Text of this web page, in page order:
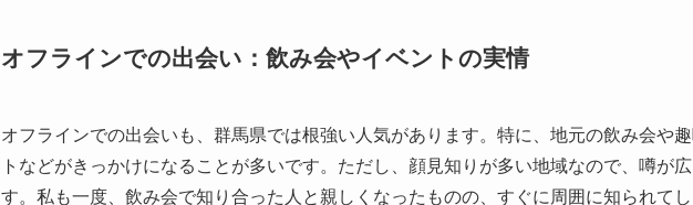
オフラインでの出会い：飲み会やイベントの実情
オフラインでの出会いも、群馬県では根強い人気があります。特に、地元の飲み会や
トなどがきっかけになることが多いです。ただし、顔見知りが多い地域なので、噂が
す。私も一度、飲み会で知り合った人と親しくなったものの、すぐに周囲に知られて